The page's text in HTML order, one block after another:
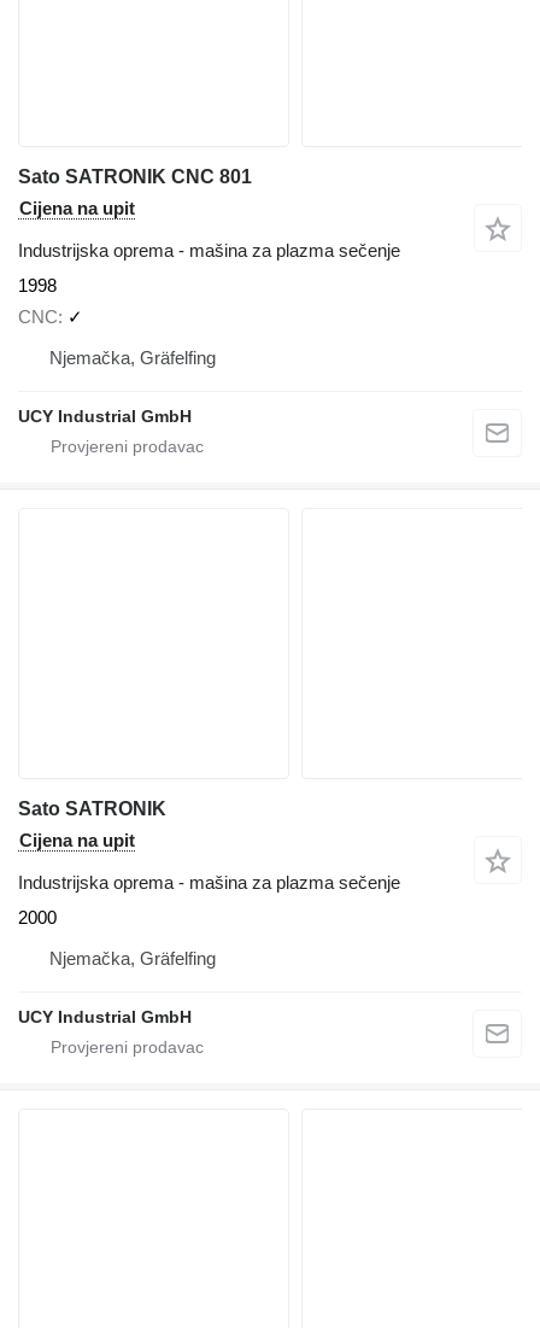
Sato SATRONIK CNC 801
Cijena na upit
Industrijska oprema - mašina za plazma sečenje
1998
CNC
✓
Njemačka, Gräfelfing
UCY Industrial GmbH
Sato SATRONIK
Cijena na upit
Industrijska oprema - mašina za plazma sečenje
2000
Njemačka, Gräfelfing
UCY Industrial GmbH